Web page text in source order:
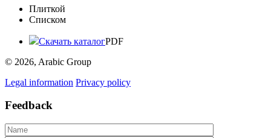
Плиткой
Списком
Скачать каталогPDF
© 2026, Arabic Group
Legal information Privacy policy
Feedback